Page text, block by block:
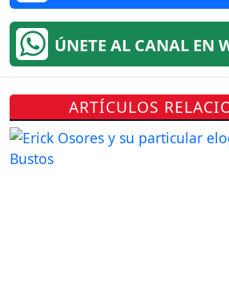
ÚNETE AL CANAL EN
ARTÍCULOS